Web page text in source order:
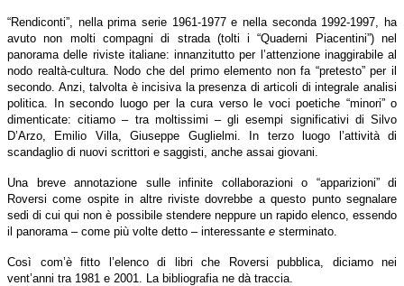
“Rendiconti”, nella prima serie 1961-1977 e nella seconda 1992-1997, ha
avuto non molti compagni di strada (tolti i “Quaderni Piacentini”) nel
panorama delle riviste italiane: innanzitutto per l’attenzione inaggirabile al
nodo realtà-cultura. Nodo che del primo elemento non fa “pretesto” per il
secondo. Anzi, talvolta è incisiva la presenza di articoli di integrale analisi
politica. In secondo luogo per la cura verso le voci poetiche “minori” o
dimenticate: citiamo – tra moltissimi – gli esempi significativi di Silvo
D’Arzo, Emilio Villa, Giuseppe Guglielmi. In terzo luogo l’attività di
scandaglio di nuovi scrittori e saggisti, anche assai giovani.
Una breve annotazione sulle infinite collaborazioni o “apparizioni” di
Roversi come ospite in altre riviste dovrebbe a questo punto segnalare
sedi di cui qui non è possibile stendere neppure un rapido elenco, essendo
il panorama – come più volte detto – interessante e sterminato.
Così com’è fitto l’elenco di libri che Roversi pubblica, diciamo nei
vent’anni tra 1981 e 2001. La bibliografia ne dà traccia.